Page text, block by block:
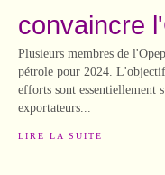
convaincre
Plusieurs membres de
pétrole pour 2024.
efforts sont essentiellement
exportateurs...
LIRE LA SUITE